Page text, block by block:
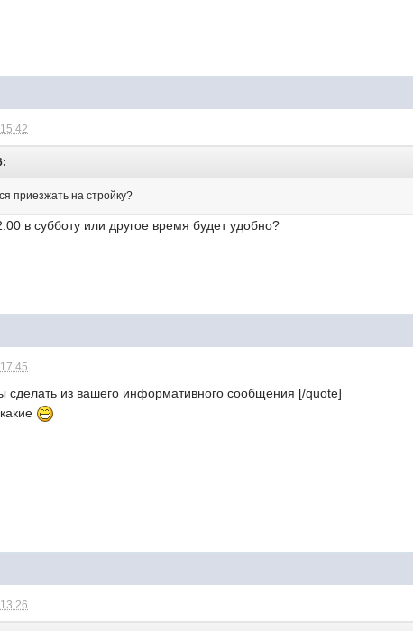
приезжать на стройку?
в субботу или другое время будет удобно?
из вашего информативного сообщения [/quote]